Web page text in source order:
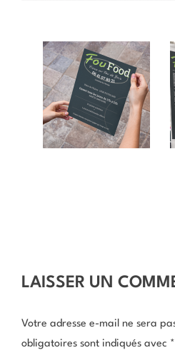
LAISSER UN
Votre adresse e-mail ne sera
obligatoires sont indiqués avec *